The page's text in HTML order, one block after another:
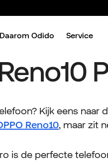
Daarom Odido Service
Kijk eens naar
Reno10, maar zit
is de perfecte